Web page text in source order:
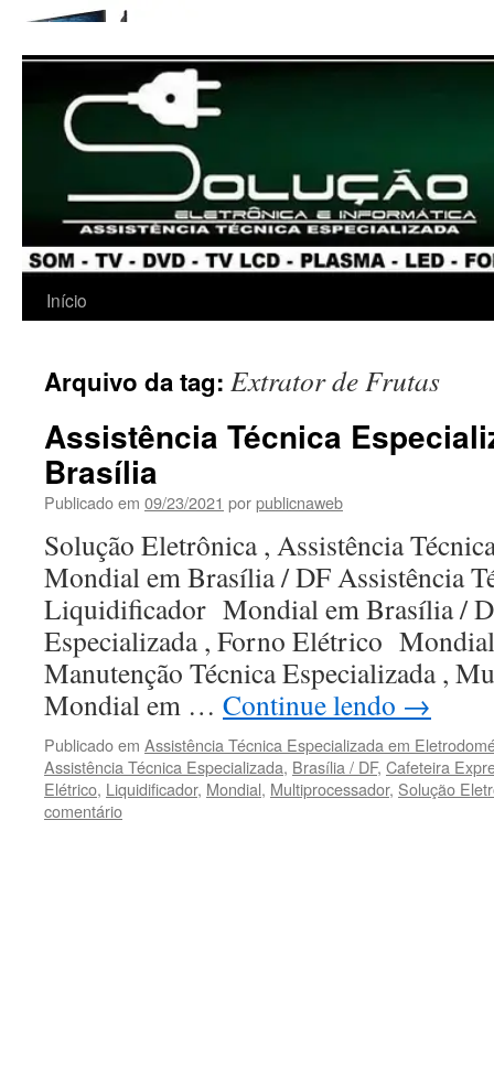
Início
Arquivo da tag: Extrator de Frutas
Assistência Técnica
Brasília
Publicado em 09/23/2021 porpublicnaweb
Solução Eletrônica , Assistência
Mondial em Brasília / DF Assistência
Liquidificador Mondial em Brasília /
Especializada , Forno Elétrico
Manutenção Técnica Especializada ,
Mondial em … Continue lendo →
Publicado em Assistência Técnica Especializada em
Assistência Técnica Especializada, Brasília / DF, Cafeteira
Elétrico, Liquidificador, Mondial, Multiprocessador, Solução
comentário